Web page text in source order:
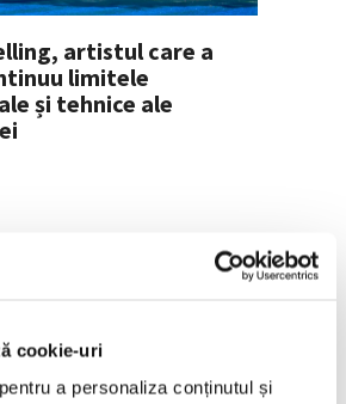
cookie-uri
a personaliza conținutul și
artistul care a
limitele
și tehnice ale